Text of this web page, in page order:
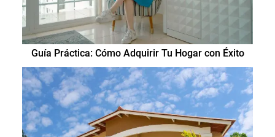
Guía Práctica: Cómo Adquirir Tu Hogar con Éxito